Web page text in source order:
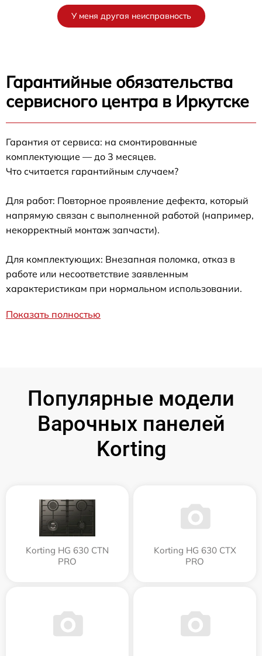
У меня другая неисправность
Гарантийные обязательства
сервисного центра в Иркутске
Гарантия от сервиса: на смонтированные
комплектующие — до 3 месяцев.
Что считается гарантийным случаем?
Для работ: Повторное проявление дефекта, который
напрямую связан с выполненной работой (например,
некорректный монтаж запчасти).
Для комплектующих: Внезапная поломка, отказ в
работе или несоответствие заявленным
характеристикам при нормальном использовании.
Показать полностью
Популярные модели
Варочных панелей
Korting
Korting HG 630 CTN
PRO
Korting HG 630 CTX
PRO